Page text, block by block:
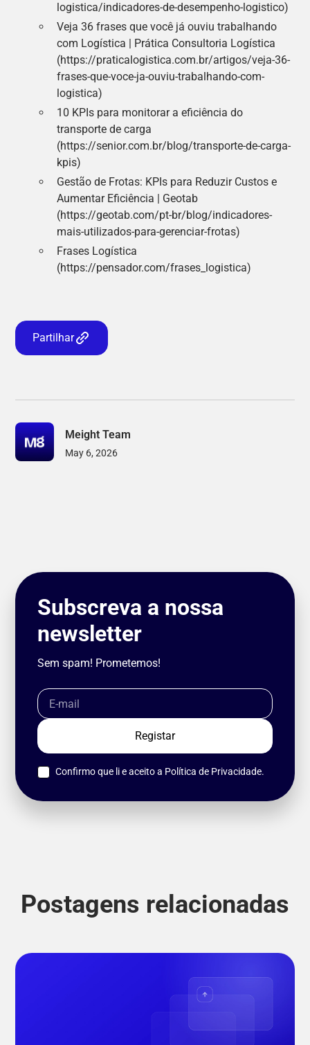
logistica/indicadores-de-desempenho-logistico)
Veja 36 frases que você já ouviu trabalhando
com Logística | Prática Consultoria Logística
(https://praticalogistica.com.br/artigos/veja-36-
frases-que-voce-ja-ouviu-trabalhando-com-
logistica)
10 KPIs para monitorar a eficiência do
transporte de carga
(https://senior.com.br/blog/transporte-de-carga-
kpis)
Gestão de Frotas: KPIs para Reduzir Custos e
Aumentar Eficiência | Geotab
(https://geotab.com/pt-br/blog/indicadores-
mais-utilizados-para-gerenciar-frotas)
Frases Logística
(https://pensador.com/frases_logistica)
Partilhar
Meight Team
May 6, 2026
Subscreva a nossa
newsletter
Sem spam! Prometemos!
Confirmo que li e aceito a Política de Privacidade.
Postagens relacionadas